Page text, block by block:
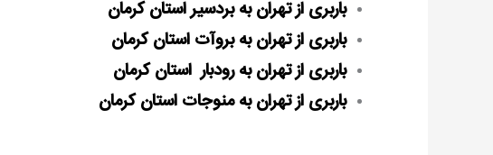
باربری از تهران به بردسیراستان کرمان
باربری از تهران به بروآت استان کرمان
باربری از تهران به رودبار استان کرمان
باربری از تهران به منوجات استان کرمان